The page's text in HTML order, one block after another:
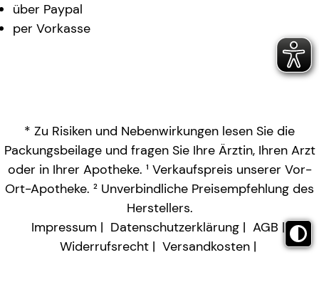
über Paypal
per Vorkasse
* Zu Risiken und Nebenwirkungen lesen Sie die
Packungsbeilage und fragen Sie Ihre Ärztin, Ihren Arzt
oder in Ihrer Apotheke. ¹ Verkaufspreis unserer Vor-
Ort-Apotheke. ² Unverbindliche Preisempfehlung des
Herstellers.
Impressum
Datenschutzerklärung
AGB
Widerrufsrecht
Versandkosten